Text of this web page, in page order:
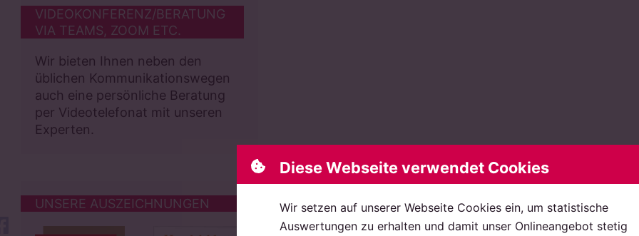
VIDEOKONFERENZ/BERATUNG
VIA TEAMS, ZOOM ETC.
Wir bieten Ihnen neben den
üblichen Kommunikationswegen
auch eine persönliche Beratung
per Videotelefonat mit unseren
Experten.
UNSERE AUSZEICHNUNGEN
Diese Webseite verwendet Cookies
Wir setzen auf unserer Webseite Cookies ein, um statistische
Auswertungen zu erhalten und damit unser Onlineangebot stetig